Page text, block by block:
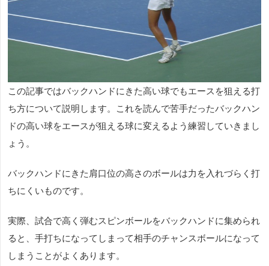
この記事ではバックハンドにきた高い球でもエースを狙える打
ち方について説明します。これを読んで苦手だったバックハン
ドの高い球をエースが狙える球に変えるよう練習していきまし
ょう。
バックハンドにきた肩口位の高さのボールは力を入れづらく打
ちにくいものです。
実際、試合で高く弾むスピンボールをバックハンドに集められ
ると、手打ちになってしまって相手のチャンスボールになって
しまうことがよくあります。